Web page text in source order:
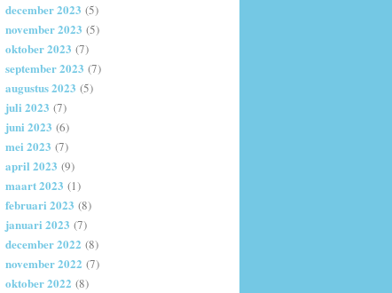
december 2023 (5)
november 2023 (5)
oktober 2023 (7)
september 2023 (7)
augustus 2023 (5)
juli 2023 (7)
juni 2023 (6)
mei 2023 (7)
april 2023 (9)
maart 2023 (1)
februari 2023 (8)
januari 2023 (7)
december 2022 (8)
november 2022 (7)
oktober 2022 (8)